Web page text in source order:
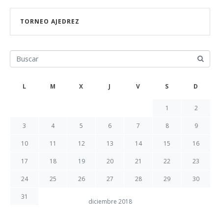
TORNEO AJEDREZ
diciembre 2018
L M X J V S D
1 2
3 4 5 6 7 8 9
10 11 12 13 14 15 16
17 18 19 20 21 22 23
24 25 26 27 28 29 30
31